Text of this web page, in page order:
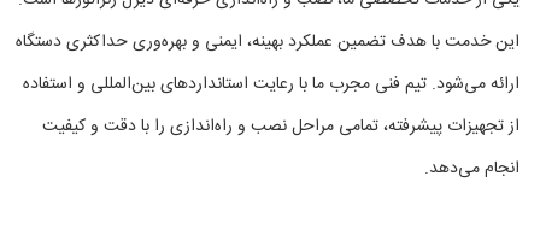
دیزل
ژنراتور
ها
این خدمت با هدف تضمین عملکرد بهینه، ایمنی و بهره‌وری حداکثری دستگاه
ارائه می‌شود. تیم فنی مجرب ما با رعایت استانداردهای بین‌المللی و استفاده
از تجهیزات پیشرفته، تمامی مراحل نصب و راه‌اندازی را با دقت و کیفیت
انجام می‌دهد.